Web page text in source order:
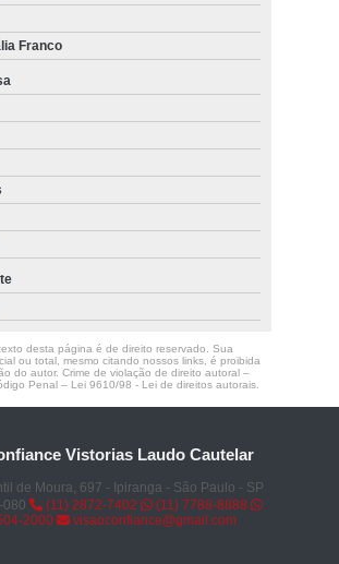
Franco
desta página é de direito reservado. Sua
ou total, mesmo citando nossos links, é proibida
do autor. Crime de violação de direito autoral –
Penal – Lei 9610/98 - Lei de direitos autorais.
Vistorias Laudo Cautelar
de Moura, 697 - Ipiranga - São Paulo - SP
080
(11) 2872-7402
(11) 7788-8888
2000
visaoconfiance@gmail.com